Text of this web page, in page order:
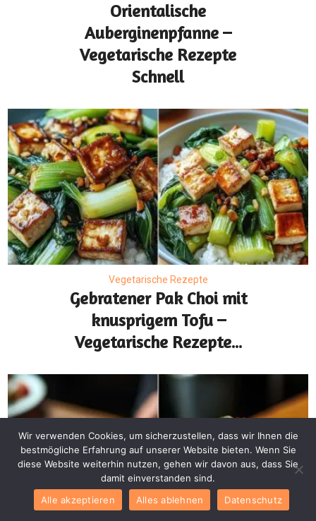
Orientalische
Auberginenpfanne –
Vegetarische Rezepte
Schnell
Vegetarische Rezepte
Gebratener Pak Choi mit
knusprigem Tofu –
Vegetarische Rezepte...
Wir verwenden Cookies, um sicherzustellen, dass wir Ihnen die
bestmögliche Erfahrung auf unserer Website bieten. Wenn Sie
diese Website weiterhin nutzen, gehen wir davon aus, dass Sie
damit einverstanden sind.
Alle akzeptieren
Alles ablehnen Datenschutz